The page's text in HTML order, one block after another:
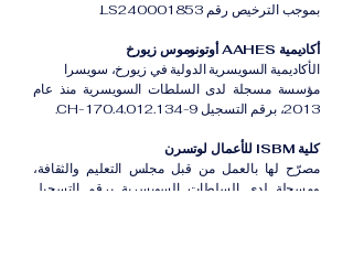
بموجب الترخيص رقم LS240001853.
أكاديمية AAHES أوتونوموس زيورخ
الأكاديمية السويسرية الدولية في زيورخ، سويسرا
مؤسسة مسجلة لدى السلطات السويسرية منذ عام
2013، برقم التسجيل CH-170.4.012.134-9.
كلية ISBM للأعمال لوتسرن
مصرّح لها بالعمل من قبل مجلس التعليم والثقافة،
ومسجلة لدى السلطات السويسرية برقم التسجيل